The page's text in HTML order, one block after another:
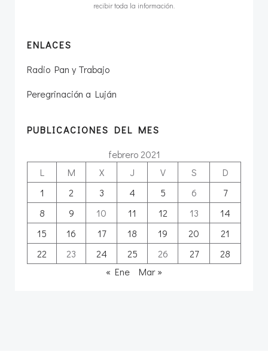
recibir toda la información.
ENLACES
Radio Pan y Trabajo
Peregrinación a Luján
PUBLICACIONES DEL MES
febrero 2021
L
M X J V S
D
1
2 3 4 5 6
7
8
9 10 11 12 13
14
15
16 17 18 19 20
21
22
23 24 25 26 27
28
« Ene
Mar »